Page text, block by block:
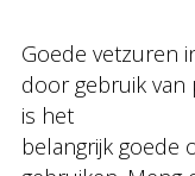
Goede vetzuren
door gebruik van
is het
belangrijk goede